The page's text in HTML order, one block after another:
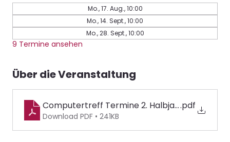
Mo., 17. Aug., 10:00
Mo., 14. Sept., 10:00
Mo., 28. Sept., 10:00
9 Termine ansehen
Über die Veranstaltung
Computertreff Termine 2. Halbjahr 2026
.pdf
Download PDF • 241KB